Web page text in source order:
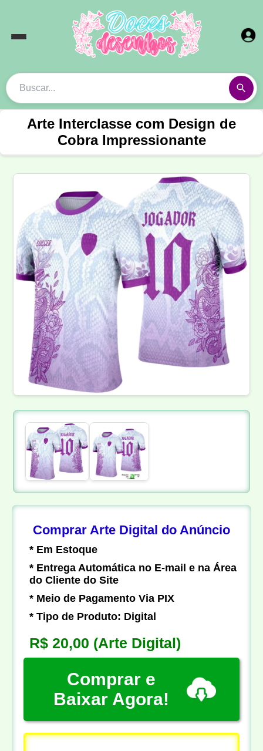
Arte Interclasse com Design de
Cobra Impressionante
Comprar Arte Digital do Anúncio
* Em Estoque
* Entrega Automática no E-mail e na Área
do Cliente do Site
* Meio de Pagamento Via PIX
* Tipo de Produto: Digital
R$ 20,00 (Arte Digital)
Comprar e
Baixar Agora!